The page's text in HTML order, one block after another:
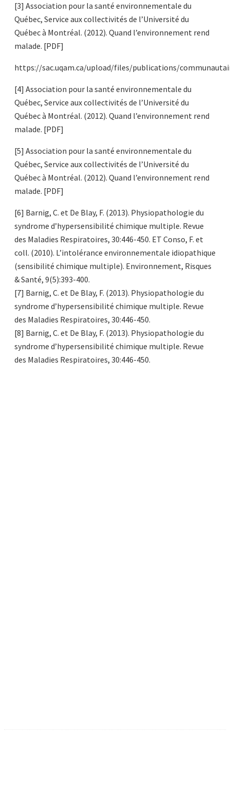
[3] Association pour la santé environnementale du
Québec, Service aux collectivités de l’Université du
Québec à Montréal. (2012). Quand l’environnement rend
malade. [PDF]
https://sac.uqam.ca/upload/files/publications/
[4] Association pour la santé environnementale du
Québec, Service aux collectivités de l’Université du
Québec à Montréal. (2012). Quand l’environnement rend
malade. [PDF]
[5] Association pour la santé environnementale du
Québec, Service aux collectivités de l’Université du
Québec à Montréal. (2012). Quand l’environnement rend
malade. [PDF]
[6] Barnig, C. et De Blay, F. (2013). Physiopathologie du
syndrome d’hypersensibilité chimique multiple. Revue
des Maladies Respiratoires, 30:446-450. ET Conso, F. et
coll. (2010). L’intolérance environnementale idiopathique
(sensibilité chimique multiple). Environnement, Risques
& Santé, 9(5):393-400.
[7] Barnig, C. et De Blay, F. (2013). Physiopathologie du
syndrome d’hypersensibilité chimique multiple. Revue
des Maladies Respiratoires, 30:446-450.
[8] Barnig, C. et De Blay, F. (2013). Physiopathologie du
syndrome d’hypersensibilité chimique multiple. Revue
des Maladies Respiratoires, 30:446-450.